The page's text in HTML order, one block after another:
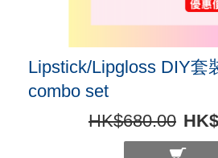
Lipstick/Lipgloss DIY套
combo set
HK$680.00